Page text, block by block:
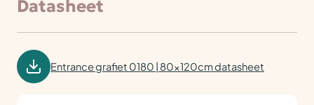
Datasheet
Entrance grafiet 0180 | 80x120cm datasheet